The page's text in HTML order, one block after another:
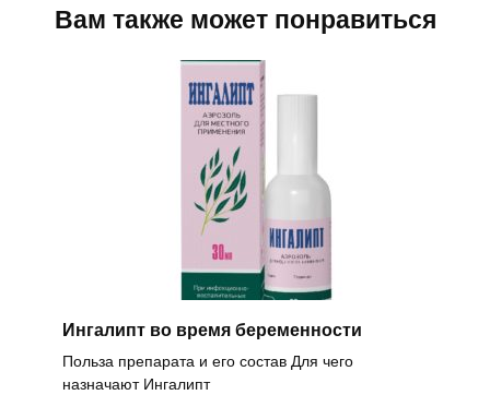
Вам также может понравиться
Ингалипт во время беременности
Польза препарата и его состав Для чего
назначают Ингалипт